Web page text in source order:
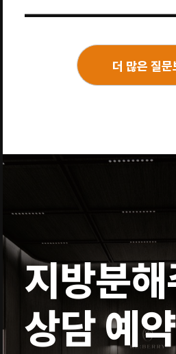
더 많은 질문
지방분
상담 예약